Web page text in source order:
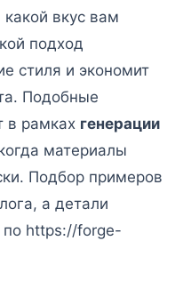
вкус вам
подход
стиля и экономит
Подобные
в рамках генерации
материалы
Подбор примеров
а детали
https://forge-